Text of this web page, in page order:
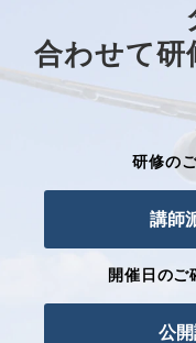
合わせて研
研修の
講師
開催日のご
公